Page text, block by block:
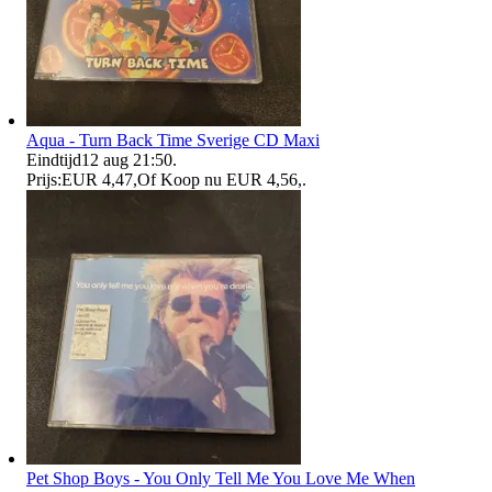
Aqua - Turn Back Time Sverige CD Maxi
Eindtijd12 aug 21:50.
Prijs:EUR 4,47,Of Koop nu EUR 4,56,.
Pet Shop Boys - You Only Tell Me You Love Me When